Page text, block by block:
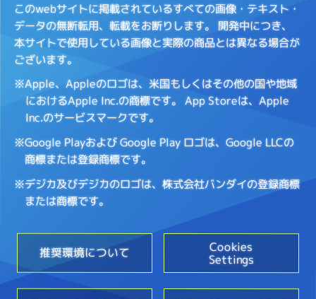
このwebサイトに掲載されているすべての画像・テキスト・
データの無断転用、転載をお断りします。 開発中につき、
本サイトで使用している画像と実際の商品とは異なる場合が
ございます。
※Apple、Appleのロゴは、米国もしくはその他の国や地域
におけるApple Inc.の商標です。 App Storeは、Apple
Inc.のサービスマークです。
※Google Playおよび Google Play ロゴは、Google LLCの
商標または登録商標です。
※デジカ及びデジカのロゴは、株式会社バンダイの登録商標
または商標です。
推奨環境について Cookies
Settings